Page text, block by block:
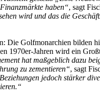
haben“, sagt
wird und das die
Die Golfmonarchien bilden
1970er-Jahren wird ein
hat maßgeblich dazu
zu zementieren“, sagt
jedoch stärker